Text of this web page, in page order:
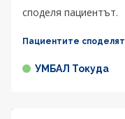
споделя пациентът.
Пациентите споделят
УМБАЛ Токуда